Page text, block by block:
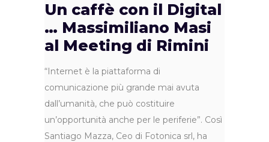
Un caffè con il Digital
… Massimiliano Masi
al Meeting di Rimini
“Internet è la piattaforma di
comunicazione più grande mai avuta
dall’umanità, che può costituire
un’opportunità anche per le periferie”. Così
Santiago Mazza, Ceo di Fotonica srl, ha